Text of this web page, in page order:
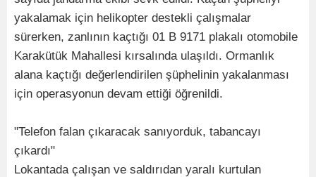
yakalamak için helikopter destekli çalışmalar
sürerken, zanlının kaçtığı 01 B 9171 plakalı otomobile
Karakütük Mahallesi kırsalında ulaşıldı. Ormanlık
alana kaçtığı değerlendirilen şüphelinin yakalanması
için operasyonun devam ettiği öğrenildi.
"Telefon falan çıkaracak sanıyorduk, tabancayı
çıkardı"
Lokantada çalışan ve saldırıdan yaralı kurtulan